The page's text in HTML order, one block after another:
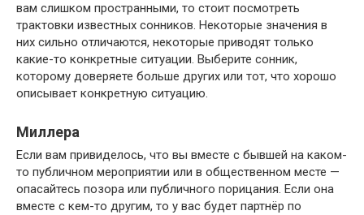
вам слишком пространными, то стоит посмотреть
трактовки известных сонников. Некоторые значения в
них сильно отличаются, некоторые приводят только
какие-то конкретные ситуации. Выберите сонник,
которому доверяете больше других или тот, что хорошо
описывает конкретную ситуацию.
Миллера
Если вам привиделось, что вы вместе с бывшей на каком-
то публичном мероприятии или в общественном месте —
опасайтесь позора или публичного порицания. Если она
вместе с кем-то другим, то у вас будет партнёр по